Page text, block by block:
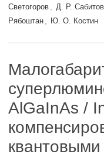
Светогоров , Д. Р. Сабитов
Рябоштан , Ю. О. Костин
AlGaInAs /